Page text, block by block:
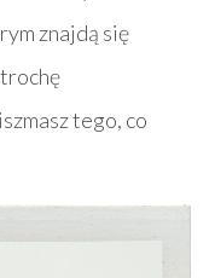
znajdą się
tego, co